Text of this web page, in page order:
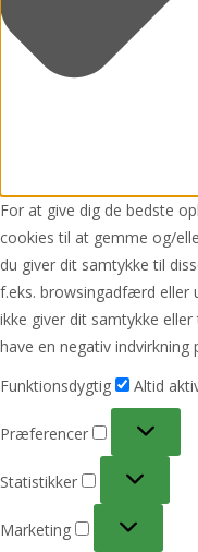
For at give dig de bedste
cookies til at gemme og/
du giver dit samtykke til
f.eks. browsingadfærd eller
ikke giver dit samtykke
have en negativ indvirkning
Funktionsdygtig
Altid
Præferencer
Statistikker
Marketing